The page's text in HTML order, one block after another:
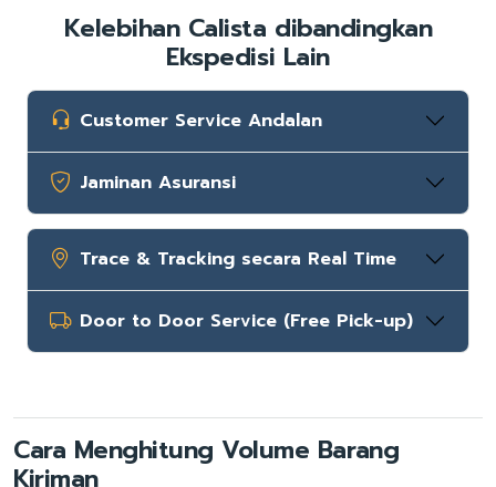
Kelebihan Calista dibandingkan
Ekspedisi Lain
Customer Service Andalan
Jaminan Asuransi
Trace & Tracking secara Real Time
Door to Door Service (Free Pick-up)
Cara Menghitung Volume Barang
Kiriman